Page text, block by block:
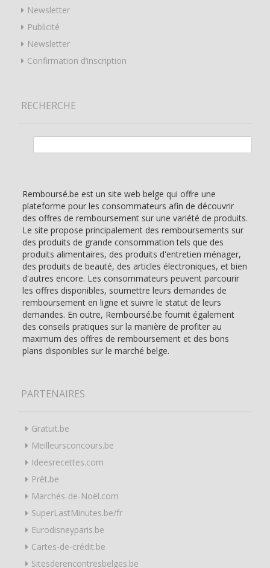
Newsletter
Publicité
Newsletter
Confirmation d’inscription
RECHERCHE
Remboursé.be est un site web belge qui offre une
plateforme pour les consommateurs afin de découvrir
des offres de remboursement sur une variété de produits.
Le site propose principalement des remboursements sur
des produits de grande consommation tels que des
produits alimentaires, des produits d'entretien ménager,
des produits de beauté, des articles électroniques, et bien
d'autres encore. Les consommateurs peuvent parcourir
les offres disponibles, soumettre leurs demandes de
remboursement en ligne et suivre le statut de leurs
demandes. En outre, Remboursé.be fournit également
des conseils pratiques sur la manière de profiter au
maximum des offres de remboursement et des bons
plans disponibles sur le marché belge.
PARTENAIRES
Gratuit.be
Meilleursconcours.be
Ideesrecettes.com
Prêt.be
Marchés-de-Noël.com
SuperLastMinutes.be/fr
Eurodisneyparis.be
Cartes-de-crédit.be
Sitesderencontresbelges.be